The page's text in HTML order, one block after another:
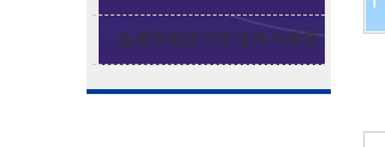
金属带锯床日常使用与保养